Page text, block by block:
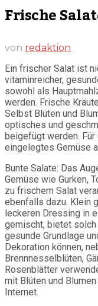
Frische
von redaktion
Ein frischer Salat ist
vitaminreicher,
sowohl als
werden. Frische
Selbst Blüten und
optisches und
beigefügt werden.
eingelegtes Gemüse
Bunte Salate: Das
Gemüse wie Gurken,
zu frischem Salat
ebenfalls dazu. Klein
leckeren Dressing in
gemischt, bietet
gesunde Grundlage
Dekoration können,
Brennnesselblüten,
Rosenblätter
mit Blüten und
Internet.